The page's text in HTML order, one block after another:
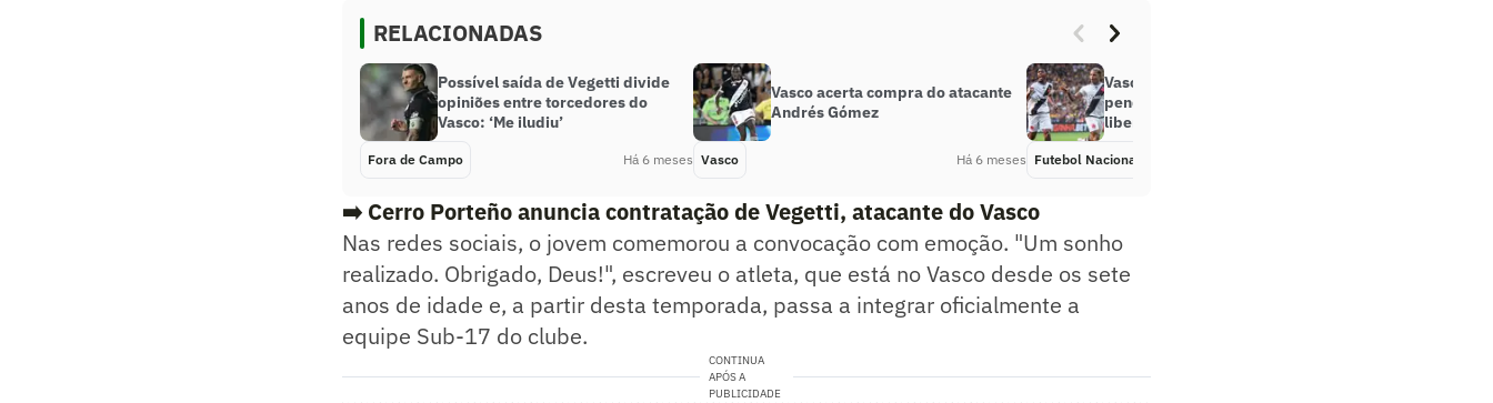
RELACIONADAS
Possível saída de Vegetti divide
opiniões entre torcedores do
Vasco: ‘Me iludiu’
Fora de Campo Há 6 meses
Vasco acerta compra do atacante
Andrés Gómez
Vasco Há 6 meses
Vasco e David acertam
pendências, e jogador será
liberado para o Vitória
Futebol Nacional
➡️ Cerro Porteño anuncia contratação de Vegetti, atacante do Vasco
Nas redes sociais, o jovem comemorou a convocação com emoção. "Um sonho
realizado. Obrigado, Deus!", escreveu o atleta, que está no Vasco desde os sete
anos de idade e, a partir desta temporada, passa a integrar oficialmente a
equipe Sub-17 do clube.
CONTINUA
APÓS A
PUBLICIDADE